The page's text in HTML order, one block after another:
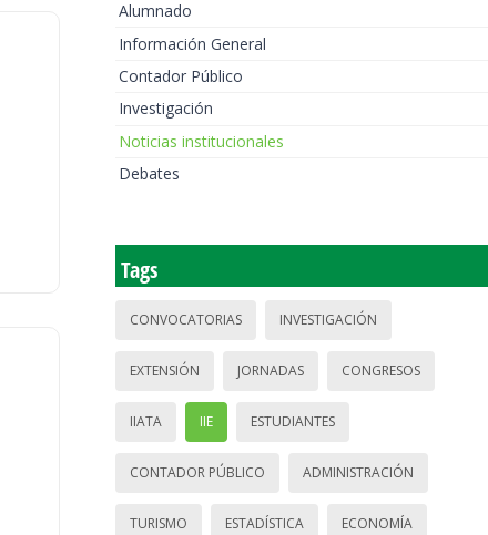
Alumnado
Información General
Contador Público
Investigación
Noticias institucionales
Debates
Tags
CONVOCATORIAS INVESTIGACIÓN
EXTENSIÓN JORNADAS CONGRESOS
IIATA IIE ESTUDIANTES
CONTADOR PÚBLICO ADMINISTRACIÓN
TURISMO ESTADÍSTICA ECONOMÍA